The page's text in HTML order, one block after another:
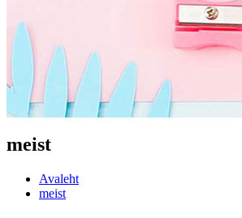
meist
Avaleht
meist